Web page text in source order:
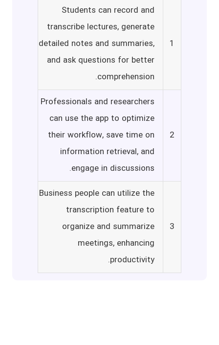
1
Students can record and
transcribe lectures, generate
detailed notes and summaries,
and ask questions for better
comprehension.
2
Professionals and researchers
can use the app to optimize
their workflow, save time on
information retrieval, and
engage in discussions.
3
Business people can utilize the
transcription feature to
organize and summarize
meetings, enhancing
productivity.